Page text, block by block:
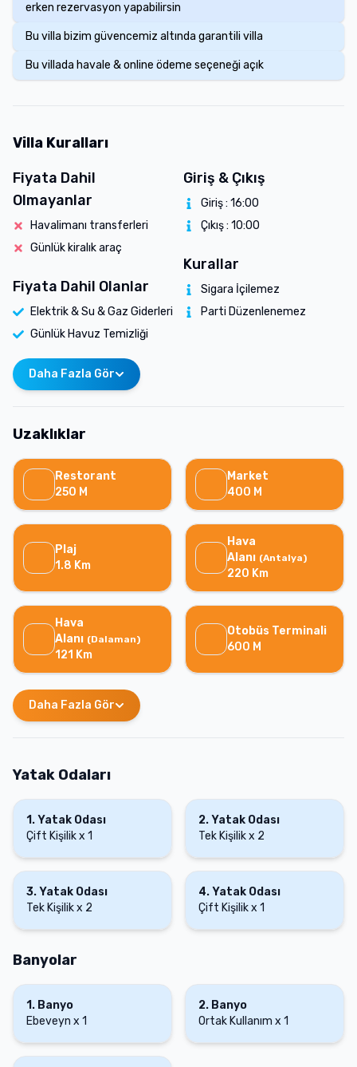
erken rezervasyon yapabilirsin
Bu villa bizim güvencemiz altında garantili villa
Bu villada havale & online ödeme seçeneği açık
Villa Kuralları
Fiyata Dahil
Olmayanlar
Havalimanı transferleri
Günlük kiralık araç
Fiyata Dahil Olanlar
Elektrik & Su & Gaz Giderleri
Günlük Havuz Temizliği
Giriş & Çıkış
Giriş : 16:00
Çıkış : 10:00
Kurallar
Sigara İçilemez
Parti Düzenlenemez
Daha Fazla Gör
Uzaklıklar
Restorant
250 M
Market
400 M
Plaj
1.8 Km
Hava
Alanı (Antalya)
220 Km
Hava
Alanı (Dalaman)
121 Km
Otobüs Terminali
600 M
Daha Fazla Gör
Yatak Odaları
1 .Yatak Odası
Çift Kişilikx 1
2.Yatak Odası
Tek Kişilikx 2
3.Yatak Odası
Tek Kişilikx 2
4.Yatak Odası
Çift Kişilikx 1
Banyolar
1 . Banyo
Ebeveyn x 1
2. Banyo
Ortak Kullanım x 1